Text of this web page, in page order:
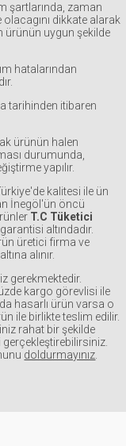
şartlarında, zaman
dikkate alarak
ürünün uygun şekilde
hatalarından
tarihinden itibaren
ürünün halen
durumunda,
yapılır.
kalitesi ile ün
İnegöl'ün öncü
T.C Tüketici
altındadır.
üretici firma ve
alınır.
gerekmektedir.
kargo görevlisi ile
hasarlı ürün varsa o
ile birlikte teslim edilir.
rahat bir şekilde
doldurmayınız.